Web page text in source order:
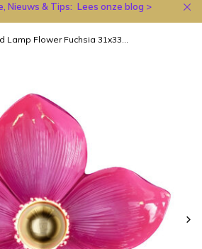
Nieuws & Tips: Lees onze blog >
Lamp Flower Fuchsia 31x33...